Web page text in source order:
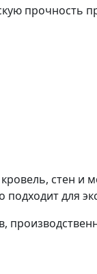
прочность
стен
для